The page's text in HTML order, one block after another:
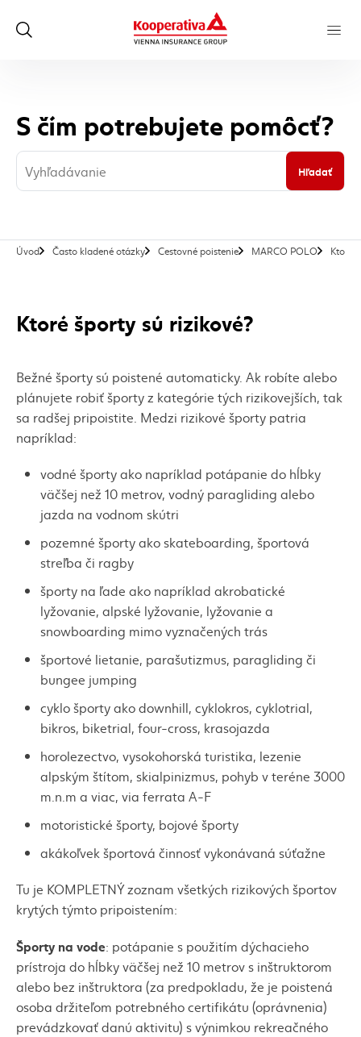
S čím potrebujete pomôcť?
Hľadať
Úvod Často kladené otázky Cestovné poistenie MARCO POLO Ktoré
Ktoré športy sú rizikové?
Bežné športy sú poistené automaticky. Ak robíte alebo
plánujete robiť športy z kategórie tých rizikovejších, tak
sa radšej pripoistite. Medzi rizikové športy patria
napríklad:
vodné športy ako napríklad potápanie do hĺbky
väčšej než 10 metrov, vodný paragliding alebo
jazda na vodnom skútri
pozemné športy akoskateboarding, športová
streľba či ragby
športy na ľade ako napríklad akrobatické
lyžovanie, alpské lyžovanie, lyžovanie a
snowboarding mimo vyznačených trás
športové lietanie, parašutizmus, paragliding či
bungee jumping
cyklo športy akodownhill, cyklokros, cyklotrial,
bikros, biketrial, four-cross, krasojazda
horolezectvo, vysokohorská turistika, lezenie
alpským štítom, skialpinizmus, pohyb v teréne 3000
m.n.m a viac, via ferrata A-F
motoristické športy, bojové športy
akákoľvek športová činnosť vykonávaná súťažne
Tu je KOMPLETNÝ zoznam všetkých rizikových športov
krytých týmto pripoistením:
Športy na vode: potápanie s použitím dýchacieho
prístroja do hĺbky väčšej než 10 metrov s inštruktorom
alebo bez inštruktora (za predpokladu, že je poistená
osoba držiteľom potrebného certifikátu (oprávnenia)
prevádzkovať danú aktivitu) s výnimkou rekreačného